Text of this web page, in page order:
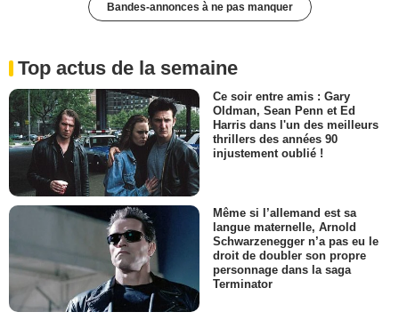
Bandes-annonces à ne pas manquer
Top actus de la semaine
Ce soir entre amis : Gary
Oldman, Sean Penn et Ed
Harris dans l'un des meilleurs
thrillers des années 90
injustement oublié !
Même si l’allemand est sa
langue maternelle, Arnold
Schwarzenegger n’a pas eu le
droit de doubler son propre
personnage dans la saga
Terminator